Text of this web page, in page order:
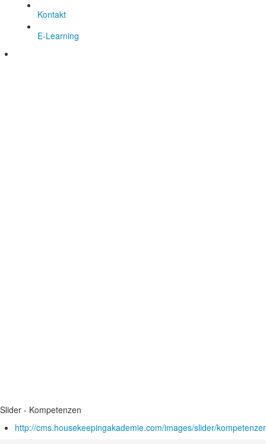
Kontakt
E-Learning
Slider - Kompetenzen
http://cms.housekeepingakademie.com/images/slider/